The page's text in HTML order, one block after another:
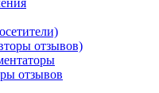
отзывов)
отзывов